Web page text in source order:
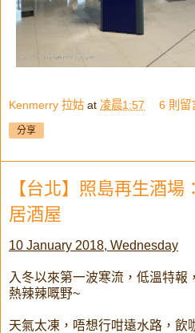
Kenmerry 拉姑 at 凌晨1:57 6 則留
分享
【台北】照島再生酒
居酒屋
10 January 2018, Wednesday
入冬以來第一波寒流，低溫特報
熱辣辣嘅野~
天氣太凍，唔想行咁遠水路，飲